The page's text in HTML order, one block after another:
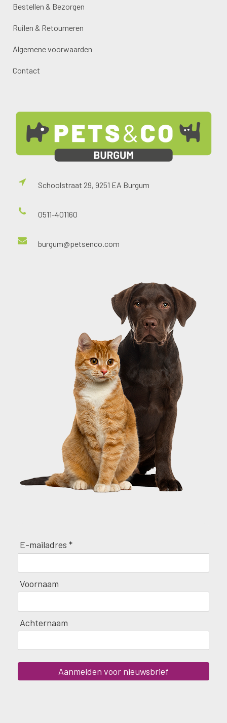
Bestellen & Bezorgen
Ruilen & Retourneren
Algemene voorwaarden
Contact
Schoolstraat 29, 9251 EA Burgum
0511-401160
burgum@petsenco.com
E-mailadres *
Voornaam
Achternaam
Aanmelden voor nieuwsbrief